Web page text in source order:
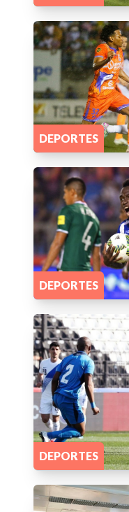
DEPORTES
DEPORTES
DEPORTES